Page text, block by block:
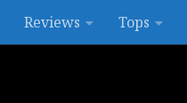
Reviews Tops